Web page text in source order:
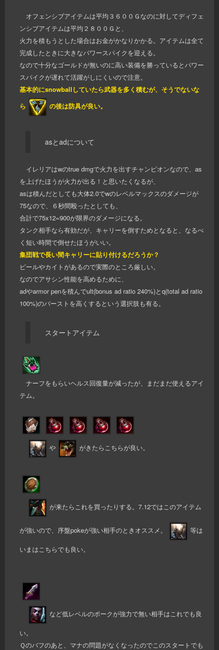
オフェンシブアイテムは平均３６００Ｇなのに対してディフェ
ンシブアイテムは平均２８００Ｇと、
火力を積もうとした場合はお金がかなりかかる。アイテムは全て
完成したときに大きなパワースパイクを迎える。
なので十分なゴールドが無いのに高い装備を勝っているとパワー
スパイクが遅れて活躍がしにくいので注意。
基本的にsnowballしていたら武器を多く積むが、そうでないな
ら
の後は防具が良い。
asとadについて
イレリアはwのtrue dmgで火力を出すチャンピオンなので、as
を上げたほうが火力が出る！と思いたくなるが、
asは積んだとしても大体2.0でwのレベルマックスのダメージが
75なので、６秒間殴ったとしても、
合計で75x12=900が限界のダメージになる。
タンク相手なら有効だが、キャリーを倒すためとなると、なるべ
く短い時間で倒せたほうがいい。
集団戦で長い間キャリーに貼り付けるだろうか？
ピールやカイトがあるので実際のところ厳しい。
なのでアサシン性能を高めるために、
adやarmor penを積んでult(bonus ad ratio 240%)とq(total ad ratio
100%)のバーストを高くするという選択肢も有る。
スタートアイテム
ナーフをもらいヘルス回復量が減ったが、まだまだ使えるアイ
テム。
や がきたらこちらが良い。
が来たらこれを買ったりする。7.12ではこのアイテム
が強いので、序盤pokeが強い相手のときオススメ。 等は
いまはこちらでも良い。
など低レベルのポークが強力で無い相手はこれでも良
い。
Ｑのバフのあと、マナの問題がなくなったのでこのスタートでも